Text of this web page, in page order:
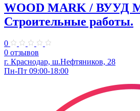
WOOD MARK / ВУУД
Строительные работы.
0
0 отзывов
г. Краснодар, ш.Нефтяников, 28
Пн-Пт 09:00-18:00